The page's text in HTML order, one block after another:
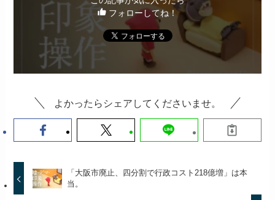
フォローしてね！
よかったらシェアしてくださいませ。
「大阪市廃止、四分割で行政コスト218億増」は本
当。